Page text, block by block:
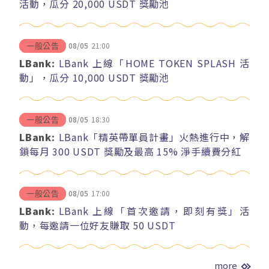
活動，瓜分 20,000 USDT 獎勵池
一般公告 08/05 21:00
LBank: LBank 上線「HOME TOKEN SPLASH 活
動」，瓜分 10,000 USDT 獎勵池
一般公告 08/05 18:30
LBank: LBank「精英帶單員計畫」火熱進行中，解
鎖每月 300 USDT 獎勵及最高 15% 淨手續費分紅
一般公告 08/05 17:00
LBank: LBank 上線「首次邀請，即刻有獎」活
動，每邀請一位好友賺取 50 USDT
more